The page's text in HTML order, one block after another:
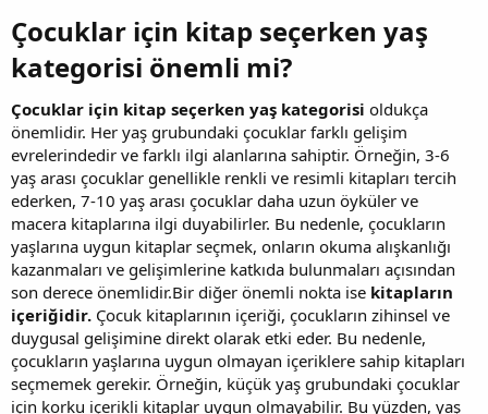
Çocuklar için kitap seçerken yaş
kategorisi önemli mi?​
Çocuklar için kitap seçerken yaş kategorisi oldukça
önemlidir. Her yaş grubundaki çocuklar farklı gelişim
evrelerindedir ve farklı ilgi alanlarına sahiptir. Örneğin, 3-6
yaş arası çocuklar genellikle renkli ve resimli kitapları tercih
ederken, 7-10 yaş arası çocuklar daha uzun öyküler ve
macera kitaplarına ilgi duyabilirler. Bu nedenle, çocukların
yaşlarına uygun kitaplar seçmek, onların okuma alışkanlığı
kazanmaları ve gelişimlerine katkıda bulunmaları açısından
son derece önemlidir.Bir diğer önemli nokta ise kitapların
içeriğidir. Çocuk kitaplarının içeriği, çocukların zihinsel ve
duygusal gelişimine direkt olarak etki eder. Bu nedenle,
çocukların yaşlarına uygun olmayan içeriklere sahip kitapları
seçmemek gerekir. Örneğin, küçük yaş grubundaki çocuklar
için korku içerikli kitaplar uygun olmayabilir. Bu yüzden, yaş